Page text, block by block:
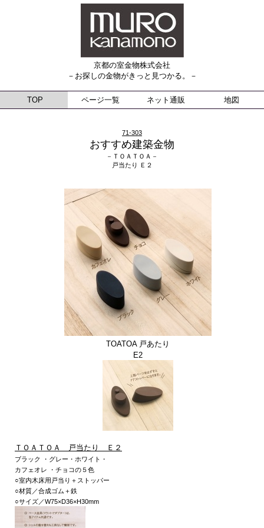
京都の室金物株式会社
－お探しの金物がきっと見つかる。－
TOP ページ一覧 ネット通販 地図
71-303
おすすめ建築金物
－ＴＯＡＴＯＡ－
戸当たり Ｅ２
TOATOA 戸あたり
E2
ＴＯＡＴＯＡ 戸当たり Ｅ２
ブラック ・ グレー ・ ホワイト ・
カフェオレ ・ チョコの５色
○室内木床用戸当り＋ストッパー
○材質／合成ゴム＋鉄
○サイズ／W75×D36×H30mm